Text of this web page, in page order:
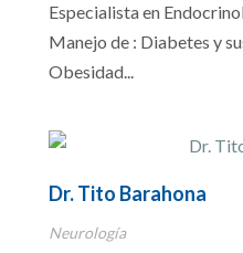
Especialista en
Manejo de : Diabetes y
Obesidad...
Dr. Tito Barahona
Neurología